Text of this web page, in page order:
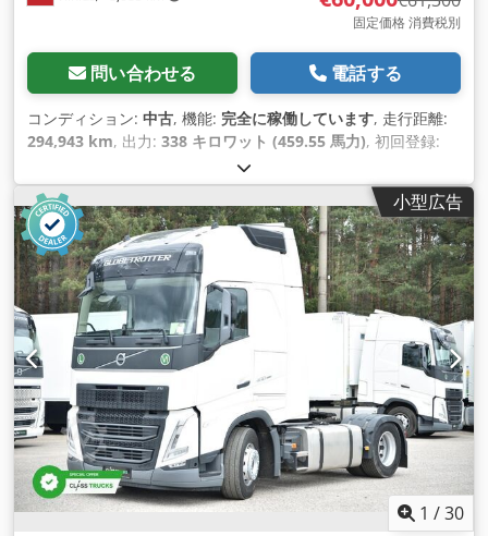
固定価格 消費税別
問い合わせる 電話する
コンディション: 中古, 機能: 完全に稼働しています, 走行距離:
294,943 km, 出力: 338 キロワット (459.55 馬力), 初回登録:
ディーゼル
ム）, アクスル構成:4x2, ホイールベース:380 mm, 色:白色,
変速方式:オートマチック, 排出クラス:ユーロ6, 製造年:2022,
シリンダー数:6, 排気量:12,777 cm³, ステアリングホイールの
位置:左, 装備:パワーステアリング, 整備記録全完備,
小型広告
1 /30